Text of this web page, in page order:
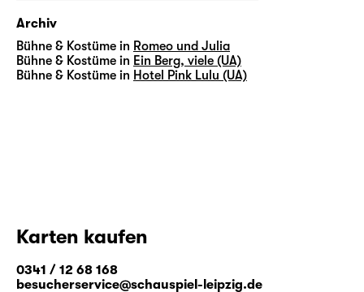
Archiv
Bühne & Kostüme in Romeo und Julia
Bühne & Kostüme in Ein Berg, viele (UA)
Bühne & Kostüme in Hotel Pink Lulu (UA)
Karten kaufen
0341 / 12 68 168
besucherservice@schauspiel-leipzig.de